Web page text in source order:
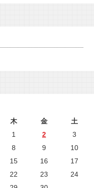
木 金
土
1
2
3
8 9
10
15 16
17
22 23
24